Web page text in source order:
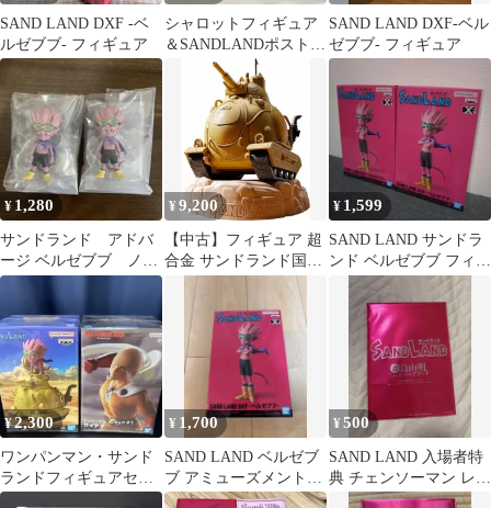
SAND LAND DXF -ベ
ルゼブブ- フィギュア
シャロットフィギュア
＆SANDLANDポストカ
ードセット
SAND LAND DXF-ベル
ゼブブ- フィギュア
¥ 1,280
サンドランド アドバ
ージ ベルゼブブ ノー
マル 2個セット
¥9,200
【中古】フィギュア 超
合金 サンドランド国王
¥ 1,599
SAND LAND サンドラ
ンド ベルゼブブ フィギ
ュア 2個セット
¥2,300
ワンパンマン・サンド
ランドフィギュアセッ
ト
¥ 1,700
SAND LAND ベルゼブ
ブ アミューズメント限
定フィギュア&入場者
¥500
SAND LAND 入場者特
典 チェンソーマン レゼ
篇 セット